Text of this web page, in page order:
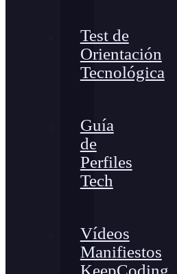
Test de
Orientación
Tecnológica
Guía
de
Perfiles
Tech
Vídeos
Manifiestos
KeepCoding